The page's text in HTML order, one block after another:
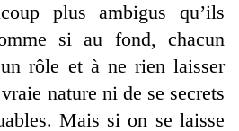
plus ambigus qu’ils
si au fond, chacun
rôle et à ne rien laisser
nature ni de se secrets
Mais si on se laisse